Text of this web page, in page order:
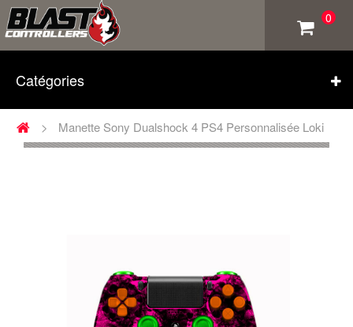
Catégories
0
> Manette Sony Dualshock 4 PS4 Personnalisée Loki